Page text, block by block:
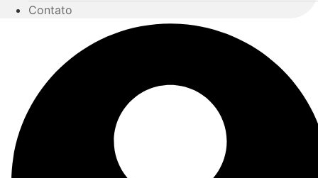
Contato